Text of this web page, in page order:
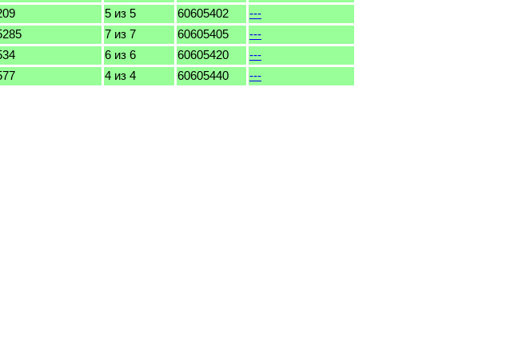
5 из 5 60605402
---
7 из 7 60605405
---
6 из 6 60605420
---
4 из 4 60605440 ---